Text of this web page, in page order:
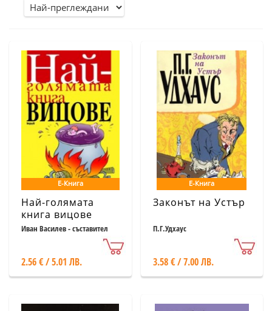
Е-Книга
Най-голямата
книга вицове
Иван Василев - съставител
2.56 € / 5.01 ЛВ.
Е-Книга
Законът на Устър
П.Г.Удхаус
3.58 € / 7.00 ЛВ.